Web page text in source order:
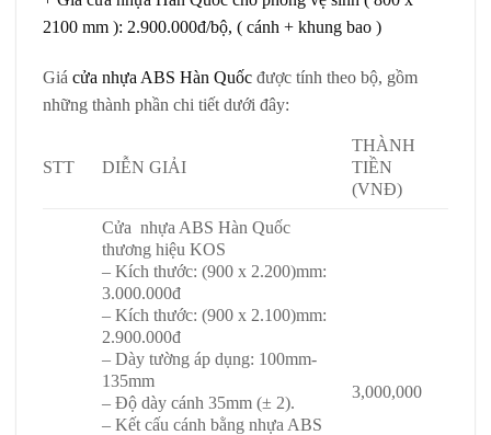
2100 mm ): 2.900.000đ/bộ, ( cánh + khung bao )
Giá cửa nhựa ABS Hàn Quốc được tính theo bộ, gồm
những thành phần chi tiết dưới đây:
STT DIỄN GIẢI
THÀNH
TIỀN
(VNĐ)
Cửa nhựa ABS Hàn Quốc
thương hiệu KOS
– Kích thước: (900 x 2.200)mm:
3.000.000đ
– Kích thước: (900 x 2.100)mm:
2.900.000đ
– Dày tường áp dụng: 100mm-
135mm
– Độ dày cánh 35mm (± 2).
– Kết cấu cánh bằng nhựa ABS
3,000,000